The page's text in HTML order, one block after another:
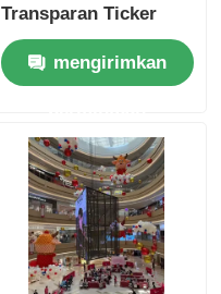
Transparan Ticker
Konser
mengirimkan